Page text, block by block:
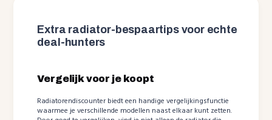
Extra radiator-bespaartips voor echte
deal-hunters
Vergelijk voor je koopt
Radiatorendiscounter biedt een handige vergelijkingsfunctie
waarmee je verschillende modellen naast elkaar kunt zetten.